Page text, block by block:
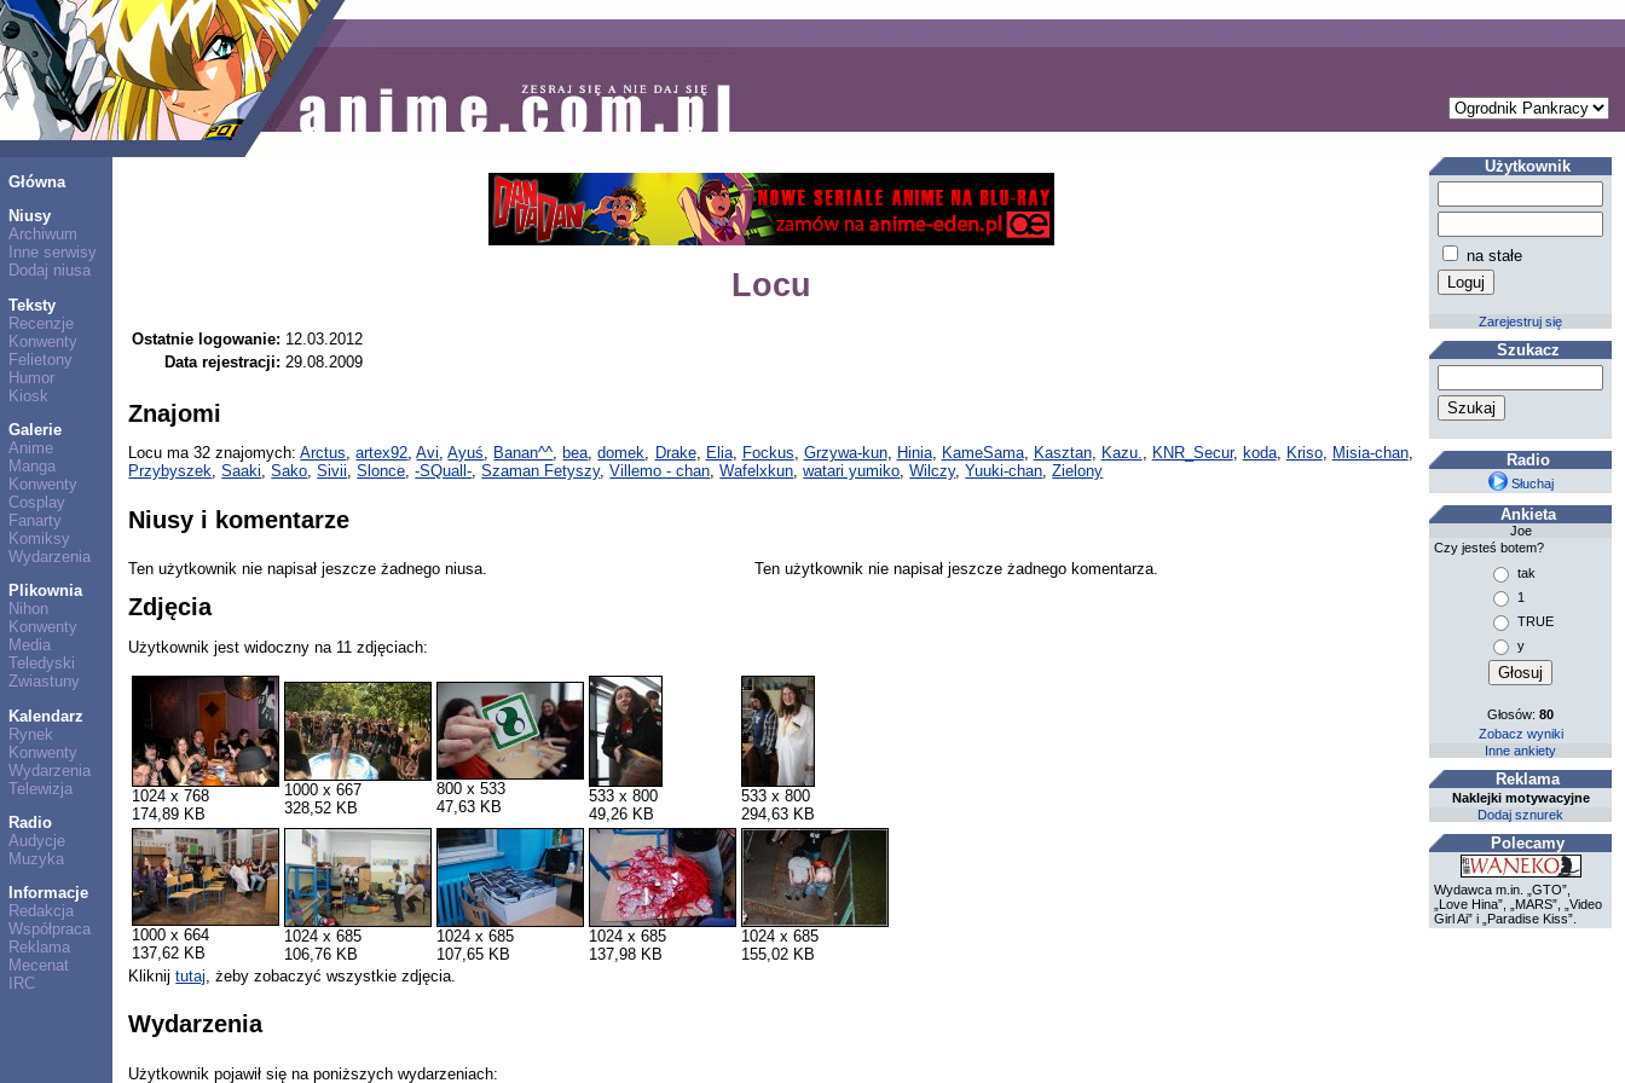
Główna
Niusy
Archiwum
Inne serwisy
Dodaj niusa
Teksty
Recenzje
Konwenty
Felietony
Humor
Kiosk
Galerie
Anime
Manga
Konwenty
Cosplay
Fanarty
Komiksy
Wydarzenia
Plikownia
Nihon
Konwenty
Media
Teledyski
Zwiastuny
Kalendarz
Rynek
Konwenty
Wydarzenia
Telewizja
Radio
Audycje
Muzyka
Informacje
Redakcja
Współpraca
Reklama
Mecenat
IRC
Locu
Ostatnie logowanie: 12.03.2012
Data rejestracji: 29.08.2009
Znajomi
Locu ma 32 znajomych:Arctus,artex92,Avi,Ayuś, Banan^^, bea,domek, Drake, Elia, Fockus, Grzywa-kun, Hinia, KameSama, Kasztan, Kazu., KNR_Secur, koda, Kriso, Misia-chan,
Przybyszek,Saaki,Sako,Sivii,Slonce,-SQuall-,Szaman Fetyszy,Villemo - chan,Wafelxkun,watari yumiko,Wilczy,Yuuki-chan,Zielony
Niusy i komentarze
Ten użytkownik nie napisał jeszcze żadnego niusa. Ten użytkownik nie napisał jeszcze żadnego komentarza.
Zdjęcia
Użytkownik jest widoczny na 11 zdjęciach:
1024 x 768
174,89 KB
1000 x 667
328,52 KB
800 x 533
47,63 KB
533 x 800
49,26 KB
533 x 800
294,63 KB
1000 x 664
137,62 KB
1024 x 685
106,76 KB
1024 x 685
107,65 KB
1024 x 685
137,98 KB
1024 x 685
155,02 KB
Kliknijtutaj, żeby zobaczyć wszystkie zdjęcia.
Wydarzenia
Użytkownik pojawił się na poniższych wydarzeniach:
Użytkownik
na stałe
Zarejestruj się
Szukacz
Radio
Słuchaj
Ankieta
Joe
Czy jesteś botem?
tak
1
TRUE
y
Głosów:80
Zobacz wyniki
Inne ankiety
Reklama
Naklejki motywacyjne
Dodaj sznurek
Polecamy
Wydawca m.in. „GTO”,
„Love Hina”, „MARS”, „Video
Girl Ai” i „Paradise Kiss”.